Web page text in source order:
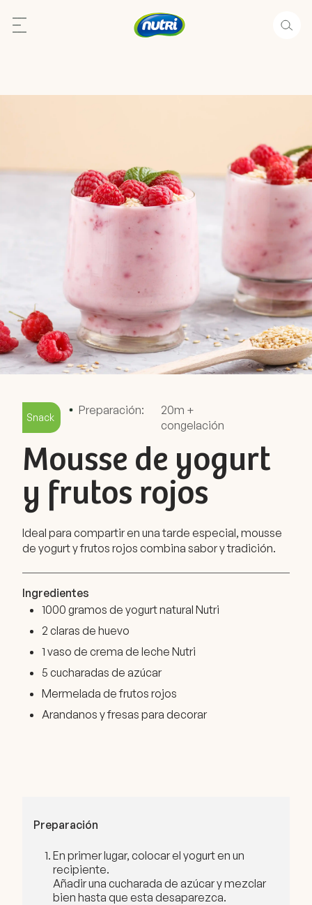
Snack
Preparación:
20m +
congelación
Mousse de yogurt
y frutos rojos
Ideal para compartir en una tarde especial, mousse
de yogurt y frutos rojos combina sabor y tradición.
Ingredientes
1000 gramos de yogurt natural Nutri
2 claras de huevo
1 vaso de crema de leche Nutri
5 cucharadas de azúcar
Mermelada de frutos rojos
Arandanos y fresas para decorar
Preparación
En primer lugar, colocar el yogurt en un
recipiente.
Añadir una cucharada de azúcar y mezclar
bien hasta que esta desaparezca.